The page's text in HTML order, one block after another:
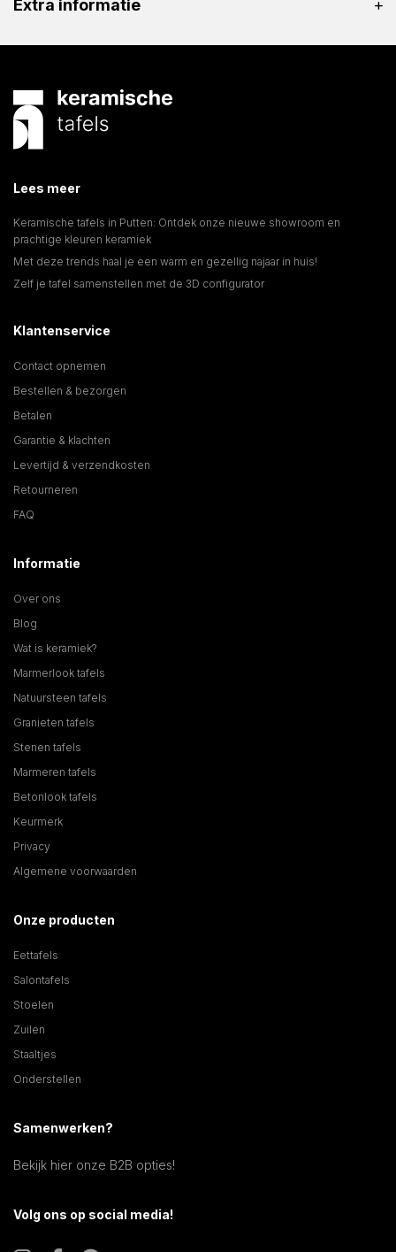
Extra informatie
Lees meer
Keramische tafels in Putten: Ontdek onze nieuwe showroom en
prachtige kleuren keramiek
Met deze trends haal je een warm en gezellig najaar in huis!
Zelf je tafel samenstellen met de 3D configurator
Klantenservice
Contact opnemen
Bestellen & bezorgen
Betalen
Garantie & klachten
Levertijd & verzendkosten
Retourneren
FAQ
Informatie
Over ons
Blog
Wat is keramiek?
Marmerlook tafels
Natuursteen tafels
Granieten tafels
Stenen tafels
Marmeren tafels
Betonlook tafels
Keurmerk
Privacy
Algemene voorwaarden
Onze producten
Eettafels
Salontafels
Stoelen
Zuilen
Staaltjes
Onderstellen
Samenwerken?
Bekijk hier onze B2B opties!
Volg ons op social media!